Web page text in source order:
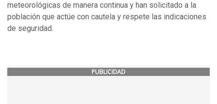
meteorológicas de manera continua y han solicitado a la
población que actúe con cautela y respete las indicaciones
de seguridad.
PUBLICIDAD